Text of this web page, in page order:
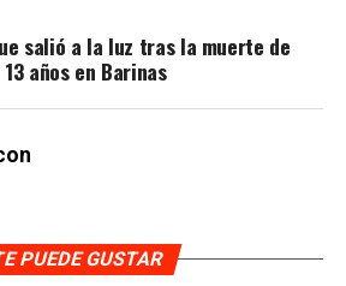
salió a la luz tras la muerte de
años en Barinas
PUEDE GUSTAR